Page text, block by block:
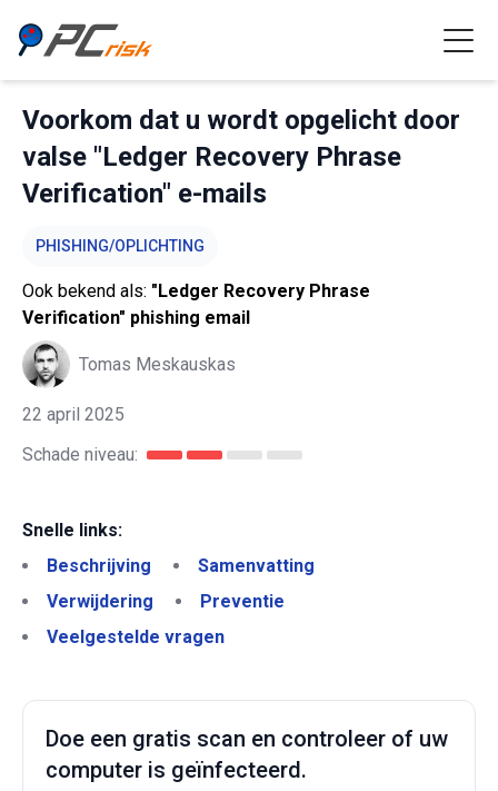
Voorkom dat u wordt opgelicht door
valse "Ledger Recovery Phrase
Verification" e-mails
PHISHING/OPLICHTING
Ook bekend als: "Ledger Recovery Phrase
Verification" phishing email
Tomas Meskauskas
22 april 2025
Schade niveau:
Snelle links:
Beschrijving
Samenvatting
Verwijdering
Preventie
Veelgestelde vragen
Doe een gratis scan en controleer of uw
computer is geïnfecteerd.